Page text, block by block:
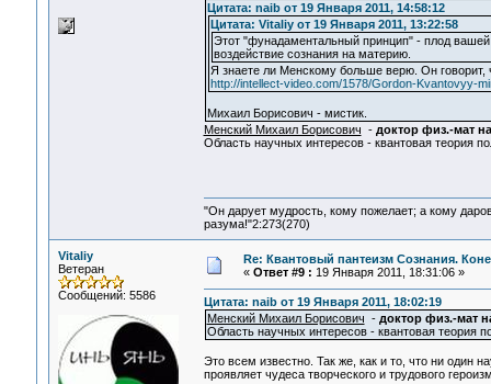
Цитата: naib от 19 Января 2011, 14:58:12
Цитата: Vitaliy от 19 Января 2011, 13:22:58
Этот "фунадаментальный принцип" - плод
воздействие сознания на материю.
Я знаете ли Менскому больше верю. Он говорит,
http://intellect-video.com/1578/Gordon-Kvantovyy-
Михаил Борисович - мистик.
Менский Михаил Борисович - доктор физ.-мат
Область научных интересов - квантовая теория
"Он дарует мудрость, кому пожелает; а кому
разума!"2:273(270)
Vitaliy
Ветеран
Сообщений: 5586
Re: Квантовый пантеизм Сознания.
« Ответ #9 : 19 Января 2011, 18:31:06 »
Цитата: naib от 19 Января 2011, 18:02:19
Менский Михаил Борисович - доктор физ.-мат
Область научных интересов - квантовая теория
Это всем известно. Так же, как и то, что ни один
проявляет чудеса творческого и трудового